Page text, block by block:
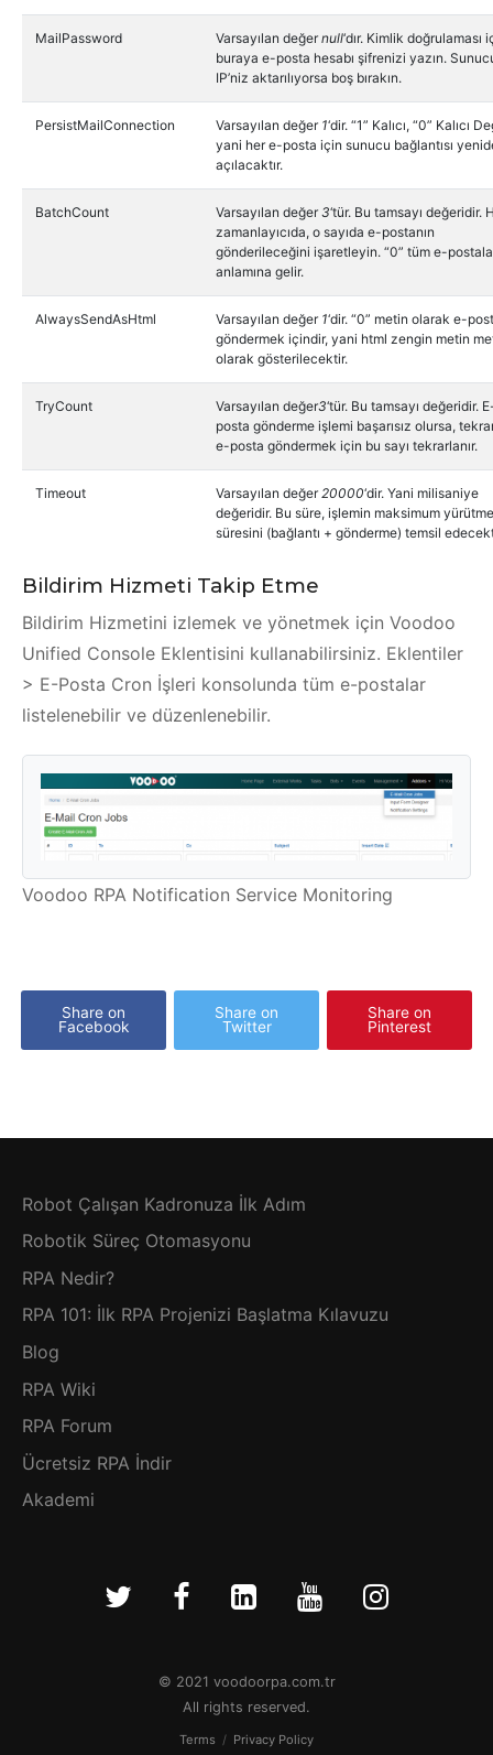
MailPassword Varsayılan değernull‘dır. Kimlik doğrulaması
buraya e-posta hesabı şifrenizi yazın.
IP’niz aktarılıyorsa boş bırakın.
PersistMailConnection Varsayılan değer 1‘dir. “1” Kalıcı, “0” Kalıcı
yani her e-posta için sunucu bağlantısı
açılacaktır.
BatchCount Varsayılan değer3‘tür. Bu tamsayı değeridir.
zamanlayıcıda, o sayıda e-postanın
gönderileceğini işaretleyin. “0” tüm e-
anlamına gelir.
AlwaysSendAsHtml Varsayılan değer 1‘dir. “0” metin olarak e-
göndermek içindir, yani html zengin metin
olarak gösterilecektir.
TryCount Varsayılan değer3‘tür. Bu tamsayı değeridir.
posta gönderme işlemi başarısız olursa,
e-posta göndermek için bu sayı tekrarlanır.
Timeout Varsayılan değer 20000‘dir. Yani milisaniye
değeridir. Bu süre, işlemin maksimum yürütme
süresini (bağlantı + gönderme) temsil
Bildirim Hizmeti Takip Etme
Bildirim Hizmetini izlemek ve yönetmek için Voodoo
Unified Console Eklentisini kullanabilirsiniz. Eklentiler
> E-Posta Cron İşleri konsolunda tüm e-postalar
listelenebilir ve düzenlenebilir.
Voodoo RPA Notification Service Monitoring
Share on
Facebook
Share on
Twitter
Share on
Pinterest
Robot Çalışan Kadronuza İlk Adım
Robotik Süreç Otomasyonu
RPA Nedir?
RPA 101: İlk RPA Projenizi Başlatma Kılavuzu
Blog
RPA Wiki
RPA Forum
Ücretsiz RPA İndir
Akademi
© 2021 voodoorpa.com.tr
All rights reserved.
Terms / Privacy Policy